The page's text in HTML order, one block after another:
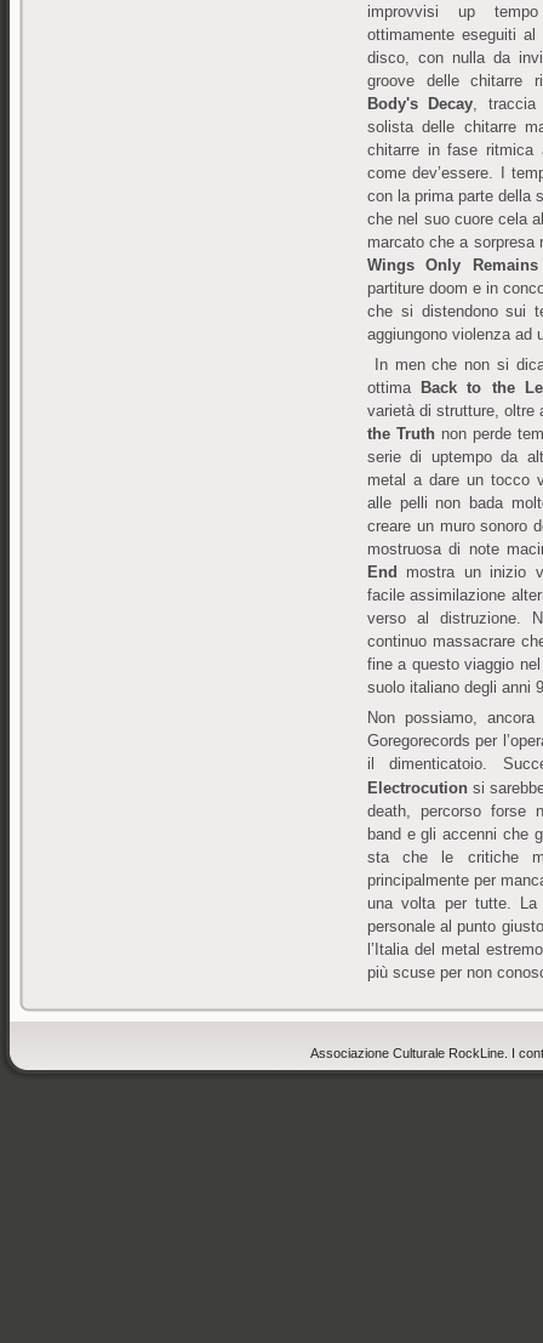
improvvisi up
ottimamente eseguiti
disco, con nulla da
groove delle chitarre
Body's Decay, traccia
solista delle chitarre
chitarre in fase ritmica
come dev’essere. I
con la prima parte della
che nel suo cuore cela
marcato che a sorpresa
Wings Only Remains
partiture doom e in
che si distendono sui
aggiungono violenza ad
In men che non si
ottima Back to the
varietà di strutture, oltre
the Truth non perde
serie di uptempo da
metal a dare un tocco
alle pelli non bada
creare un muro sonoro
mostruosa di note
End
mostra un inizio
facile assimilazione
verso al distruzione.
continuo massacrare
fine a questo viaggio
suolo italiano degli anni
Non possiamo,
Goregorecords per
il dimenticatoio.
Electrocution si
death, percorso forse
band e gli accenni che
sta che le critiche
principalmente per
una volta per tutte.
personale al punto
l’Italia del metal
più scuse per non
Associazione Culturale RockLine. I